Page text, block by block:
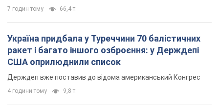
7 годин тому 66,4 т.
Україна придбала у Туреччини 70 балістичних
ракет і багато іншого озброєння: у Держдепі
США оприлюднили список
Держдеп вже поставив до відома американський Конгрес
4 години тому 9,8 т.